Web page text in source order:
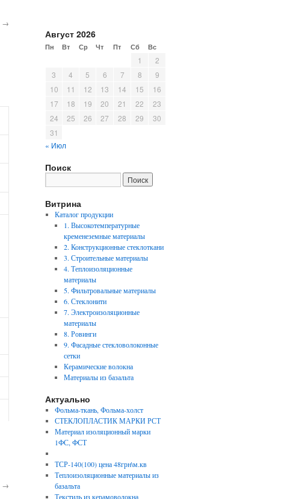
→
→
Август 2026
Пн Вт Ср Чт Пт Сб Вс
« Июл
1
2
3
4 5 6 7 8
9
10
11 12 13 14 15
16
17
18 19 20 21 22
23
24
25 26 27 28 29
30
31
Поиск
Витрина
Каталог продукции
1. Высокотемпературные
кременеземные материалы
2. Конструкционные стеклоткани
3. Строительные материалы
4. Теплоизоляционные
материалы
5. Фильтровальные материалы
6. Стеклонити
7. Электроизоляционные
материалы
8. Ровинги
9. Фасадные стекловолоконные
сетки
Керамические волокна
Материалы из базальта
Актуально
Фольма-ткань, Фольма-холст
СТЕКЛОПЛАСТИК МАРКИ РСТ
Материал изоляционный марки
1ФС, ФСТ
ТСР-140(100) цена 48грн\м.кв
Теплоизоляционные материалы из
базальта
Текстиль из керамоволокна